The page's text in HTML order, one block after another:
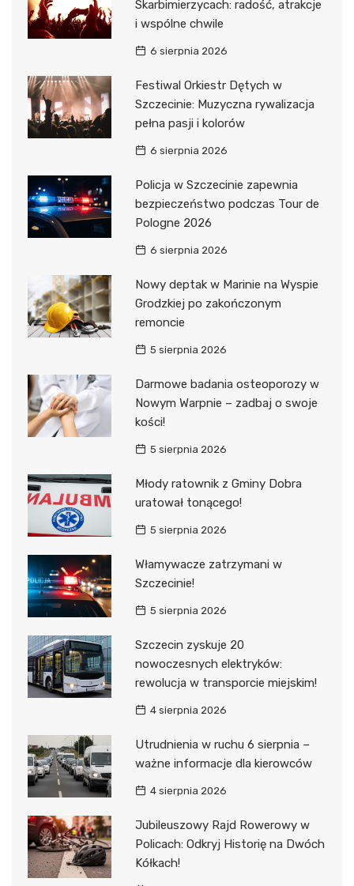
Skarbimierzycach: radość, atrakcje
i wspólne chwile
6 sierpnia 2026
Festiwal Orkiestr Dętych w
Szczecinie: Muzyczna rywalizacja
pełna pasji i kolorów
6 sierpnia 2026
Policja w Szczecinie zapewnia
bezpieczeństwo podczas Tour de
Pologne 2026
6 sierpnia 2026
Nowy deptak w Marinie na Wyspie
Grodzkiej po zakończonym
remoncie
5 sierpnia 2026
Darmowe badania osteoporozy w
Nowym Warpnie – zadbaj o swoje
kości!
5 sierpnia 2026
Młody ratownik z Gminy Dobra
uratował tonącego!
5 sierpnia 2026
Włamywacze zatrzymani w
Szczecinie!
5 sierpnia 2026
Szczecin zyskuje 20
nowoczesnych elektryków:
rewolucja w transporcie miejskim!
4 sierpnia 2026
Utrudnienia w ruchu 6 sierpnia –
ważne informacje dla kierowców
4 sierpnia 2026
Jubileuszowy Rajd Rowerowy w
Policach: Odkryj Historię na Dwóch
Kółkach!